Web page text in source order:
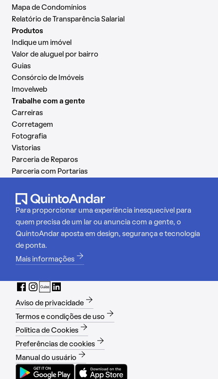
Mapa de Condomínios
Relatório de Transparência Salarial
Produtos
Indique um imóvel
Valor de aluguel por bairro
Guias
Consórcio de Imóveis
Imovelweb
Trabalhe com a gente
Carreiras
Corretagem
Fotografia
Vistorias
Parceria de Reparos
Parceria com Portarias
Para proporcionar uma experiência inesquecível para
quem precisa de um lar ou anuncia com a gente, o
QuintoAndar aposta em design, segurança e tecnologia
de ponta.
Mais informações
Aviso de privacidade
Termos e condições de uso
Política de Cookies
Preferências de cookies
Manual do usuário